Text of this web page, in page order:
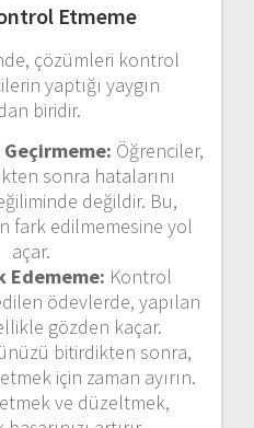
Etmeme
çözümleri kontrol
yaptığı yaygın
biridir.
Geçirmeme: Öğrenciler,
sonra hatalarını
değildir. Bu,
fark edilmemesine yol
açar.
Edememe: Kontrol
ödevlerde, yapılan
gözden kaçar.
bitirdikten sonra,
için zaman ayırın.
ve düzeltmek,